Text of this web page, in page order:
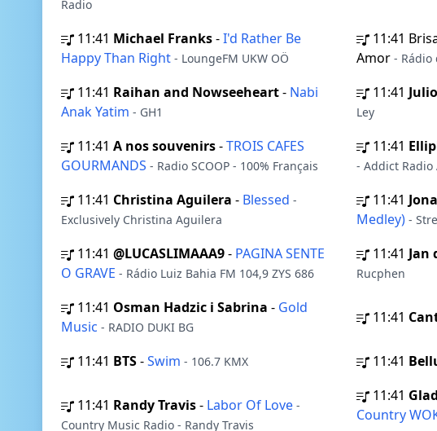
Radio
11:41 Michael Franks-I'd Rather Be
Happy Than Right - LoungeFM UKW OÖ
11:41
Amor - Rádio
11:41 Raihan and Nowseeheart- Nabi
Anak Yatim - GH1
11:41
Ley
11:41 A nos souvenirs-TROIS CAFES
GOURMANDS - Radio SCOOP - 100% Français
11:41
- Addict
11:41 Christina Aguilera - Blessed -
Exclusively Christina Aguilera
11:41
Medley) -
11:41 @LUCASLIMAAA9- PAGINA SENTE
O GRAVE - Rádio Luiz Bahia FM 104,9 ZYS 686
11:41 Jan
Rucphen
11:41 Osman Hadzic i Sabrina - Gold
Music - RADIO DUKI BG
11:41
11:41 BTS-Swim - 106.7 KMX 11:41
11:41 Randy Travis- Labor Of Love -
Country Music Radio - Randy Travis
11:41
Country